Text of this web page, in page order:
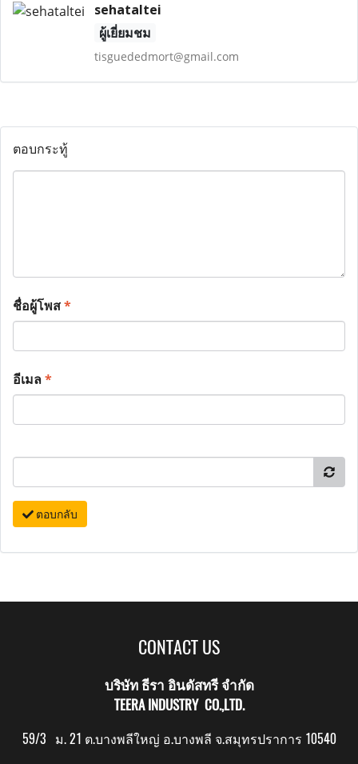
sehataltei
ผู้เยี่ยมชม
tisguededmort@gmail.com
ตอบกระทู้
ชื่อผู้โพส*
อีเมล*
ตอบกลับ
CONTACT US
บริษัท ธีรา อินดัสทรี จำกัด
TEERA INDUSTRY CO.,LTD.
59/3 ม. 21 ต.บางพลีใหญ่ อ.บางพลี จ.สมุทรปราการ 10540